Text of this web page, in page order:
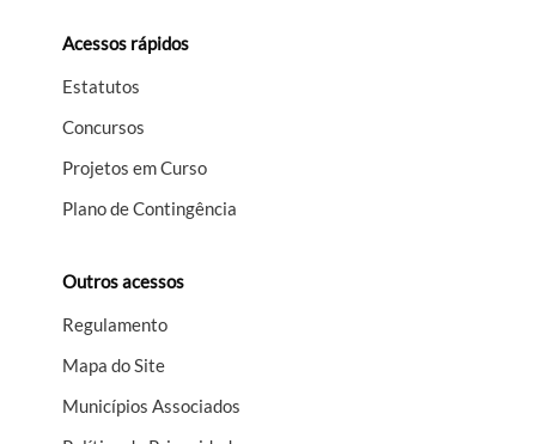
Acessos rápidos
Estatutos
Concursos
Projetos em Curso
Plano de Contingência
Outros acessos
Regulamento
Mapa do Site
Municípios Associados